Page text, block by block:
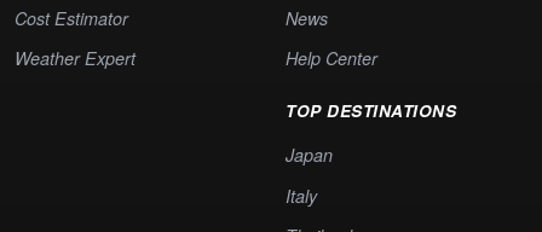
Cost Estimator
Weather Expert
News
Help Center
TOP DESTINATIONS
Japan
Italy